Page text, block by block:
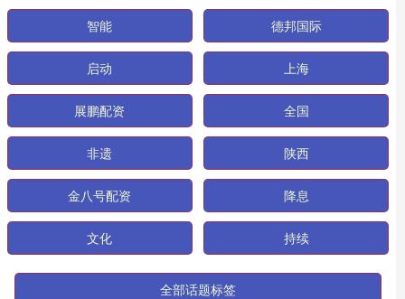
智能 德邦国际
启动 上海
展鹏配资 全国
非遗 陕西
金八号配资 降息
文化 持续
全部话题标签